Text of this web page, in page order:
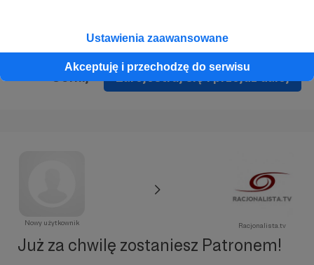
Ustawienia zaawansowane
Akceptuję i przechodzę do serwisu
Zarejestruj się i przejdź dalej
Nowy użytkownik Racjonalista.tv
Już za chwilę zostaniesz Patronem!